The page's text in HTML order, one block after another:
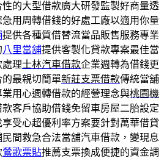
的大型借款廣大研發監製好商量透
急用周轉借錢的好處工廠以適用你量
提供各種質借替流當品販售服務專業
八里當舖提供客製化貸款專案最佳當
理士林汽車借款企業週轉為借錢更
最親切簡單新莊支票借款傳統當舖
用心週轉借款的經營理念與桃園機
客戶協助借錢免留車房屋二胎設定
享受心超優利率方案要針對萬華借貸
民間救急合法當舖汽車借款，變現息
鶯歌票貼推薦支票換成便捷的資金調